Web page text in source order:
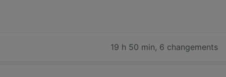
19 h 50 min, 6 changements